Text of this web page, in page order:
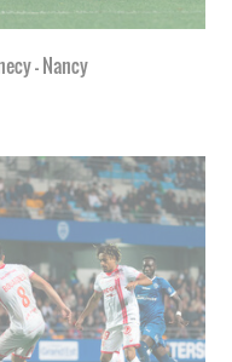
- Nancy